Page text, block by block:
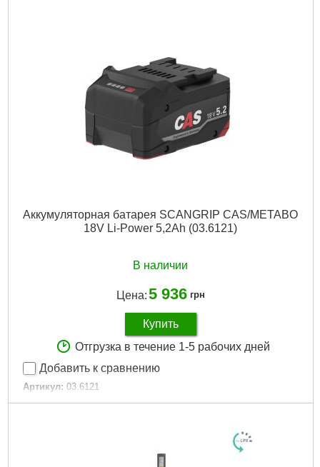
Аккумуляторная батарея SCANGRIP CAS/METABO
18V Li-Power 5,2Ah (03.6121)
В наличии
Цена:5 936 грн
Купить
Отгрузка в течение 1-5 рабочих дней
Добавить к сравнению
Артикул: 03.6121
Код товара: 29.43.89